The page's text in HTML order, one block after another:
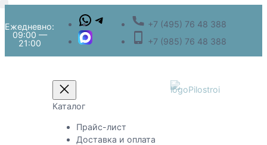
Ежедневно:
09:00 —
21:00
+7 (495) 76 48 388
+7 (985) 76 48 388
Каталог
Прайс-лист
Доставка и оплата